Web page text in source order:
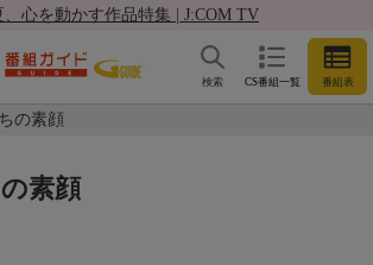
、心を動かす作品特集 | J:COM TV
CS番組一覧 番組表
検索
の素顔
素顔